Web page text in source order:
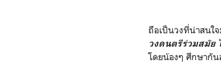
ถือเป็นวงที่น่าสนใ
วงดนตรีร่วมสมัย
โดยน้องๆ ศึกษากัน